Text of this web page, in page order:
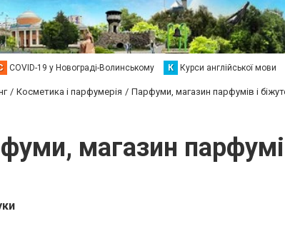
COVID-19 у Новограді-Волинському К Курси англійської мови
Косметика і парфумерія Парфуми, магазин парфумів і
магазин